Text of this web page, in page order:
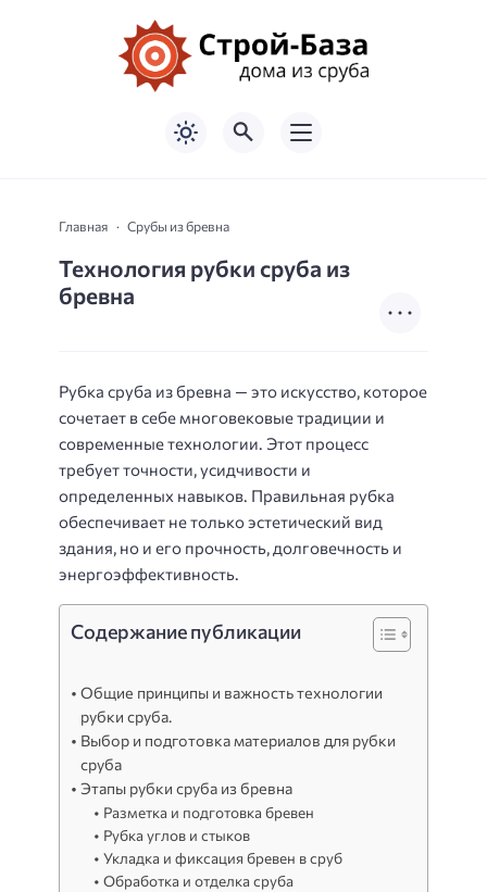
Главная Срубы из бревна
Технология рубки сруба из
бревна
Рубка сруба из бревна — это искусство, которое
сочетает в себе многовековые традиции и
современные технологии. Этот процесс
требует точности, усидчивости и
определенных навыков. Правильная рубка
обеспечивает не только эстетический вид
здания, но и его прочность, долговечность и
энергоэффективность.
Содержание публикации
Общие принципы и важность технологии
рубки сруба.
Выбор и подготовка материалов для рубки
сруба
Этапы рубки сруба из бревна
Разметка и подготовка бревен
Рубка углов и стыков
Укладка и фиксация бревен в сруб
Обработка и отделка сруба